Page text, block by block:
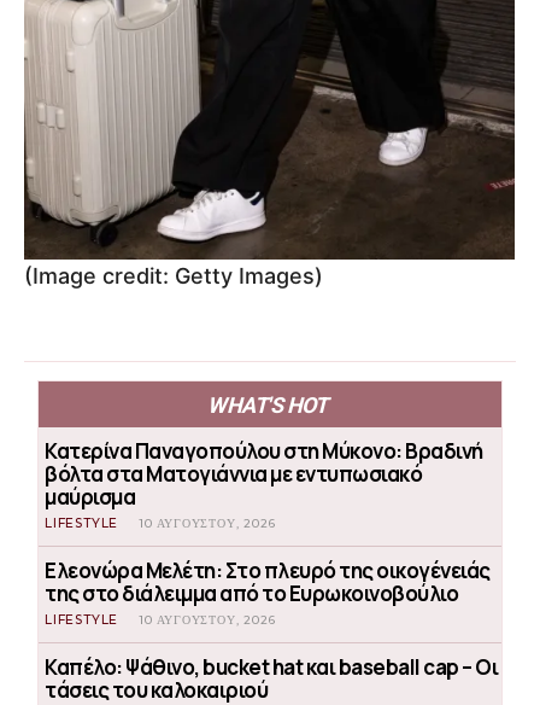
(Image credit: Getty Images)
WHAT'S HOT
Κατερίνα Παναγοπούλου στη Μύκονο: Βραδινή
βόλτα στα Ματογιάννια με εντυπωσιακό
μαύρισμα
LIFESTYLE 10 ΑΥΓΟΎΣΤΟΥ, 2026
Ελεονώρα Μελέτη: Στο πλευρό της οικογένειάς
της στο διάλειμμα από το Ευρωκοινοβούλιο
LIFESTYLE 10 ΑΥΓΟΎΣΤΟΥ, 2026
Καπέλο: Ψάθινο, bucket hat και baseball cap – Οι
τάσεις του καλοκαιριού